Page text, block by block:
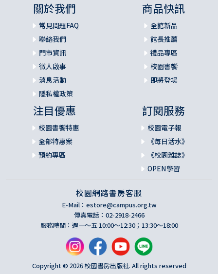
關於我們
常見問題FAQ
聯絡我們
門市資訊
徵人啟事
消息活動
隱私權政策
商品快訊
全館新品
館長推薦
禮品專區
校園書饗
即將登場
注目優惠
校園書饗特惠
全部特惠案
預約專區
訂閱服務
校園電子報
《每日活水》
《校園雜誌》
OPEN學習
校園網路書房客服
E-Mail： estore@campus.org.tw
傳真電話：02-2918-2466
服務時間：週一～五 10:00～12:30；13:30～18:00
Copyright © 2026 校園書房出版社. All rights reserved